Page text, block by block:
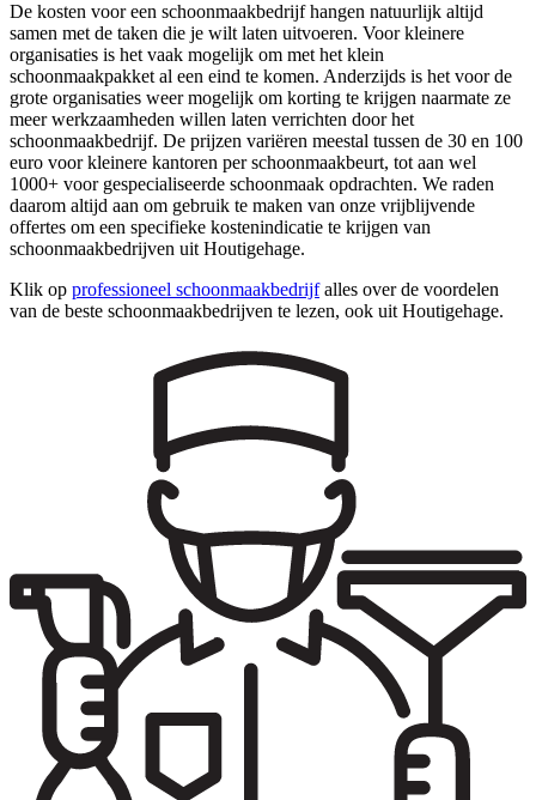
De kosten voor een schoonmaakbedrijf hangen natuurlijk altijd
samen met de taken die je wilt laten uitvoeren. Voor kleinere
organisaties is het vaak mogelijk om met het klein
schoonmaakpakket al een eind te komen. Anderzijds is het voor de
grote organisaties weer mogelijk om korting te krijgen naarmate ze
meer werkzaamheden willen laten verrichten door het
schoonmaakbedrijf. De prijzen variëren meestal tussen de 30 en 100
euro voor kleinere kantoren per schoonmaakbeurt, tot aan wel
1000+ voor gespecialiseerde schoonmaak opdrachten. We raden
daarom altijd aan om gebruik te maken van onze vrijblijvende
offertes om een specifieke kostenindicatie te krijgen van
schoonmaakbedrijven uit Houtigehage.
Klik op professioneel schoonmaakbedrijfalles over de voordelen
van de beste schoonmaakbedrijven te lezen, ook uit Houtigehage.